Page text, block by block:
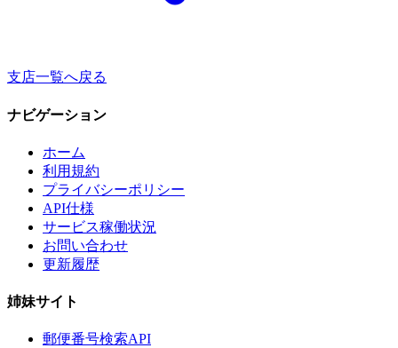
支店一覧へ戻る
ナビゲーション
ホーム
利用規約
プライバシーポリシー
API仕様
サービス稼働状況
お問い合わせ
更新履歴
姉妹サイト
郵便番号検索API